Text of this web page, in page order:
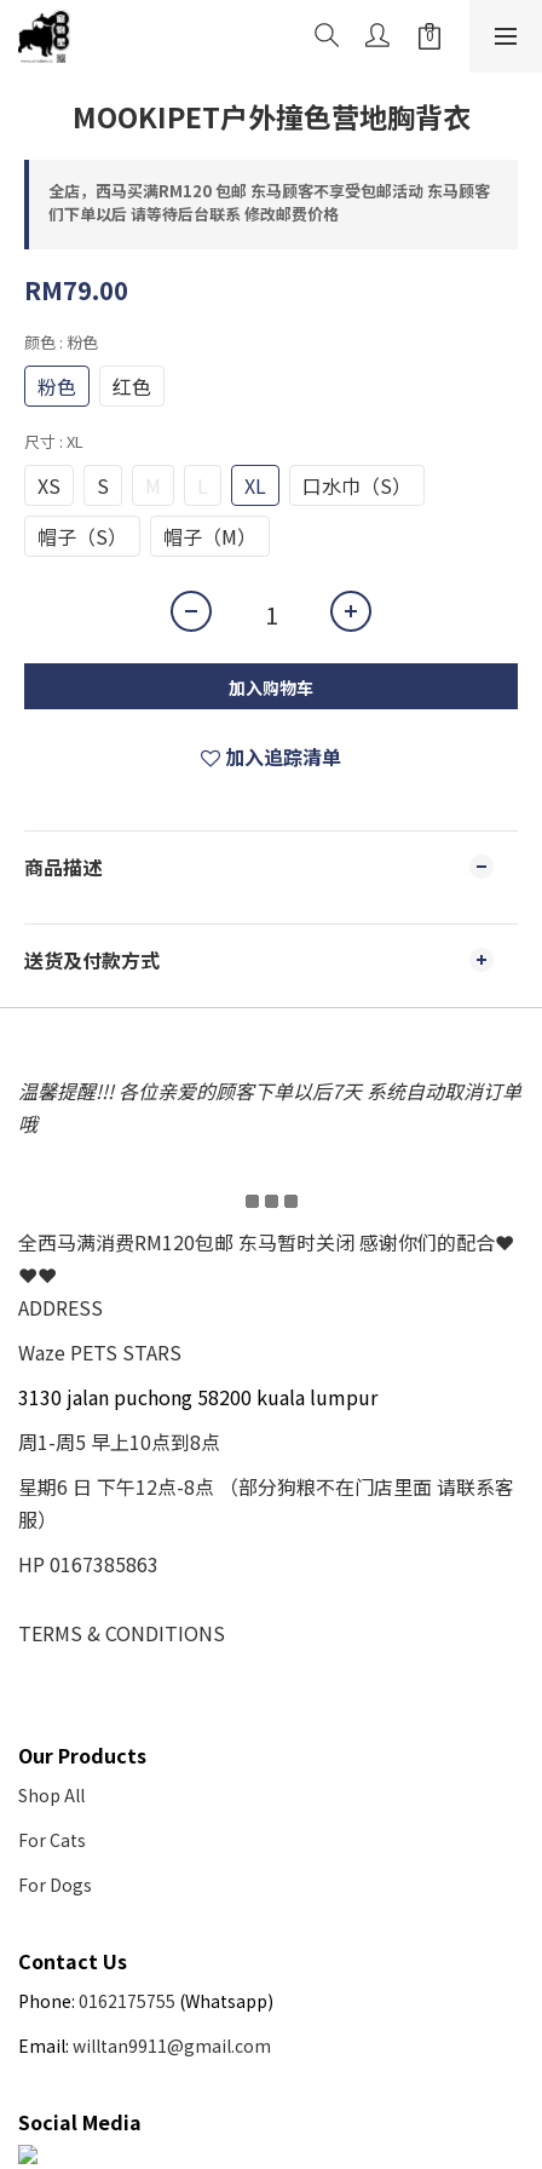
MOOKIPET户外撞色营地胸背衣
全店，西马买满RM120 包邮 东马顾客不享受包邮活动 东马顾客
们下单以后 请等待后台联系 修改邮费价格
RM79.00
颜色 : 粉色
粉色 红色
尺寸 : XL
XS S M L XL
口水巾（S）
帽子（S）
帽子（M）
加入购物车
加入追踪清单
商品描述
送货及付款方式
温馨提醒!!! 各位亲爱的顾客下单以后7天 系统自动取消订单
哦
全西马满消费RM120包邮 东马暂时关闭 感谢你们的配合❤
❤❤
ADDRESS
Waze PETS STARS
3130 jalan puchong 58200 kuala lumpur
周1-周5 早上10点到8点
星期6 日 下午12点-8点 （部分狗粮不在门店里面 请联系客
服）
HP 0167385863
TERMS & CONDITIONS
Our Products
Shop All
For Cats
For Dogs
Contact Us
Phone: 0162175755 (Whatsapp)
Email: willtan9911@gmail.com
Social Media